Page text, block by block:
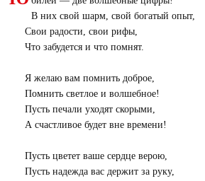
В них свой шарм, свой богатый опыт,
Свои радости, свои рифы,
Что забудется и что помнят.
Я желаю вам помнить доброе,
Помнить светлое и волшебное!
Пусть печали уходят скорыми,
А счастливое будет вне времени!
Пусть цветет ваше сердце верою,
Пусть надежда вас держит за руку,